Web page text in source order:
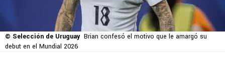
© Selección de Uruguay Brian confesó el motivo que le amargó su
debut en el Mundial 2026